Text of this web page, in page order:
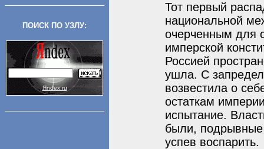
ПОИСК ПО УЗЛУ:
Яndex.ru
Тот первый
национальной
очерченным для
имперской
Россией
ушла. С
возвестила о
остаткам
испытание.
были, подрывные
успев воспарить.